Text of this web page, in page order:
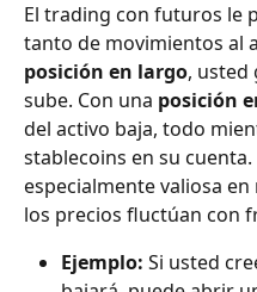
El trading con futuros le
tanto de movimientos al
posición en largo, usted
sube. Con una posición
del activo baja, todo
stablecoins en su
especialmente valiosa
los precios fluctúan con
Ejemplo: Si usted